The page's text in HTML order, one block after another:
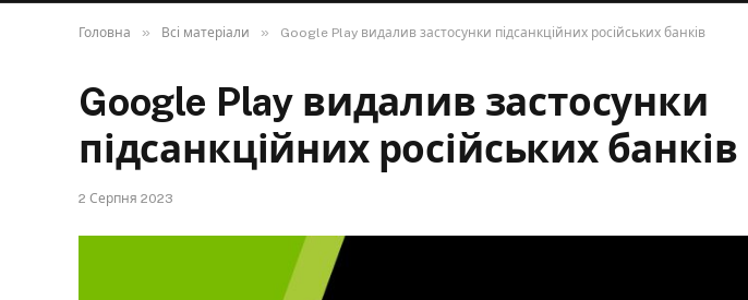
Головна » Всі матеріали » Google Play видалив застосунки підсанкційних російських банків
Google Play видалив застосунки
підсанкційних російських банків
2 Серпня 2023